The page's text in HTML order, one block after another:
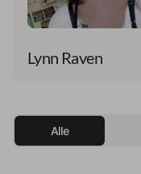
Lynn Raven
Alle